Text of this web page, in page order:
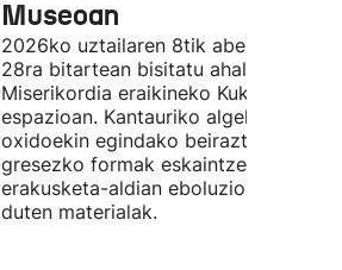
Museoan
2026ko uztailaren 8tik abenduaren
28ra bitartean bisitatu ahal izango
Miserikordia eraikineko Kukula
espazioan. Kantauriko algekin eta
oxidoekin egindako beiraztatutako
gresezko formak eskaintzen ditu,
erakusketa-aldian eboluzionatzen
duten materialak.